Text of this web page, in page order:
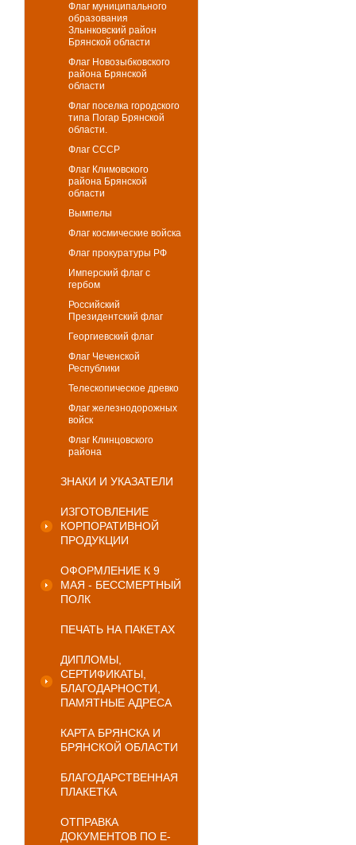
Флаг муниципального
образования
Злынковский район
Брянской области
Флаг Новозыбковского
района Брянской
области
Флаг поселка городского
типа Погар Брянской
области.
Флаг СССР
Флаг Климовского
района Брянской
области
Вымпелы
Флаг космические войска
Флаг прокуратуры РФ
Имперский флаг с
гербом
Российский
Президентский флаг
Георгиевский флаг
Флаг Чеченской
Республики
Телескопическое древко
Флаг железнодорожных
войск
Флаг Клинцовского
района
ЗНАКИ И УКАЗАТЕЛИ
ИЗГОТОВЛЕНИЕ
КОРПОРАТИВНОЙ
ПРОДУКЦИИ
ОФОРМЛЕНИЕ К 9
МАЯ - БЕССМЕРТНЫЙ
ПОЛК
ПЕЧАТЬ НА ПАКЕТАХ
ДИПЛОМЫ,
СЕРТИФИКАТЫ,
БЛАГОДАРНОСТИ,
ПАМЯТНЫЕ АДРЕСА
КАРТА БРЯНСКА И
БРЯНСКОЙ ОБЛАСТИ
БЛАГОДАРСТВЕННАЯ
ПЛАКЕТКА
ОТПРАВКА
ДОКУМЕНТОВ ПО E-